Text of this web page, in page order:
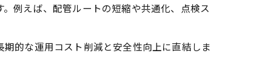
例えば、配管ルートの短縮や共通化、点検ス
的な運用コスト削減と安全性向上に直結しま